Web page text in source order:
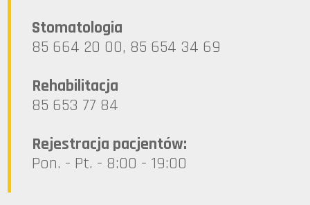
Stomatologia
85 664 20 00, 85 654 34 69
Rehabilitacja
85 653 77 84
Rejestracja pacjentów:
Pon. - Pt. - 8:00 - 19:00